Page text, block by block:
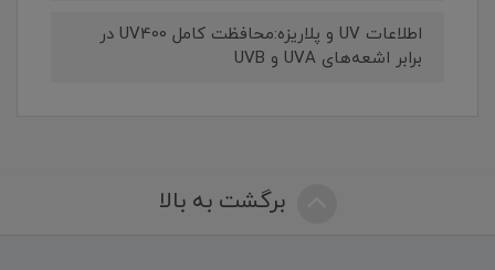
اطلاعات UV و پلاریزه:محافظت کامل UV400 در
برابر اشعه‌های UVA و UVB
برگشت به بالا